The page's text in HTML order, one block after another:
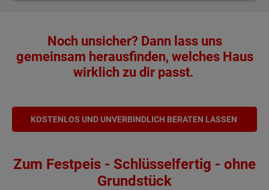
Noch unsicher? Dann lass uns
gemeinsam herausfinden, welches Haus
wirklich zu dir passt.
KOSTENLOS UND UNVERBINDLICH BERATEN LASSEN
Zum Festpeis - Schlüsselfertig - ohne
Grundstück